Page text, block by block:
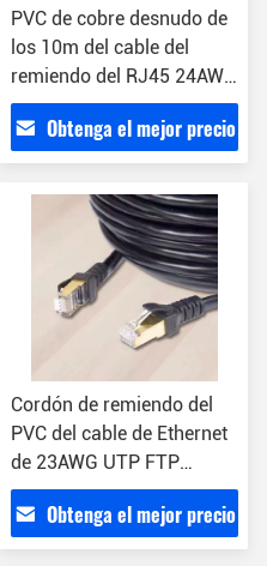
PVC de cobre desnudo de
los 10m del cable del
remiendo del RJ45 24AWG
Cat6 UTP
Obtenga el mejor precio
Cordón de remiendo del
PVC del cable de Ethernet
de 23AWG UTP FTP
250Mhz CAT6E
Obtenga el mejor precio